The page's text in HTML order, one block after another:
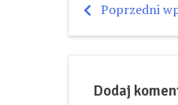
Poprzedni
Dodaj